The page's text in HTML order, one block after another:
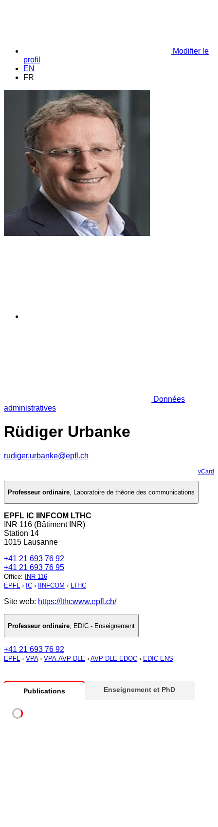
Modifier le
profil
EN
FR
Données
administratives
Rüdiger Urbanke
rudiger.urbanke@epfl.ch
vCard
Professeur ordinaire, Laboratoire de théorie des communications
EPFL IC IINFCOM LTHC
INR 116 (Bâtiment INR)
Station 14
1015 Lausanne
+41 21 693 76 92
+41 21 693 76 95
Office:
INR 116
EPFL › IC › IINFCOM › LTHC
Site web: https://lthcwww.epfl.ch/
Professeur ordinaire EDIC - Enseignement
+41 21 693 76 92
EPFL › VPA› VPA-AVP-DLE › AVP-DLE-EDOC › EDIC-ENS
Publications Enseignement et PhD